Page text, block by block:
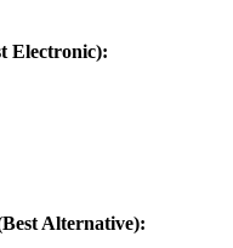
Electronic):
Alternative):